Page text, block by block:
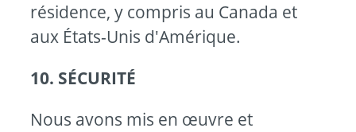
résidence, y compris au Canada et
aux États-Unis d'Amérique.
10. SÉCURITÉ
Nous avons mis en œuvre et